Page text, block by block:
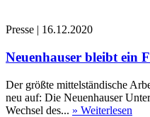
Presse | 16.12.2020
Neuenhauser bleibt ein
Der größte mittelständische
neu auf: Die Neuenhauser
Wechsel des... » Weiterlesen